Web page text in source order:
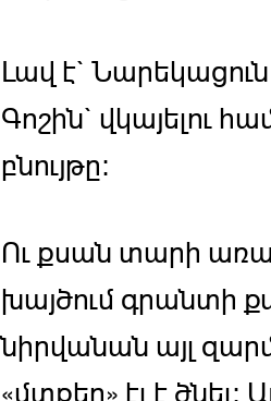
Լավ է`
Գոշին` վկայելու
բնույթը:
Ու քսան տարի
խայծում գրանտի
նիրվանան այլ